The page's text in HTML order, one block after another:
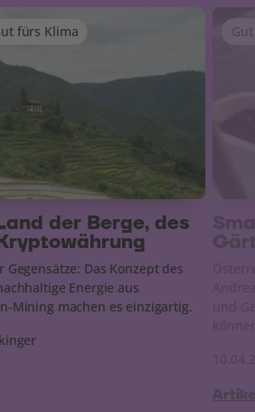
der Berge, des
Das Konzept des
Energie aus
Mining machen es einzigartig.
fürs Klima
und